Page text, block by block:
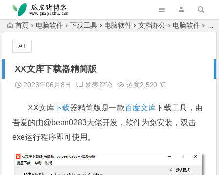
跳转到主内容
首页 电脑软件 下载工具 电脑软件 文档办公 电脑软件
XX文库下载器精简版
2023年06月8日 发表评论 热度2,520 ℃
XX文库下载器精简版是一款百度文库下载工具，由
吾爱的由@bean0283大佬开发，软件为免安装，双击
exe运行程序即可使用。
A+